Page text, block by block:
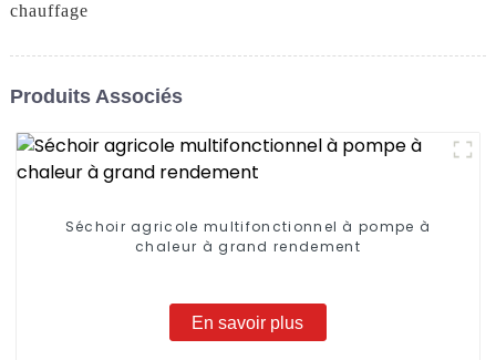
chauffage
Produits Associés
Séchoir agricole multifonctionnel à pompe à
chaleur à grand rendement
En savoir plus